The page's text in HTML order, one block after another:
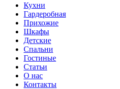
Кухни
Гардеробная
Прихожие
Шкафы
Детские
Спальни
Гостиные
Статьи
О нас
Контакты